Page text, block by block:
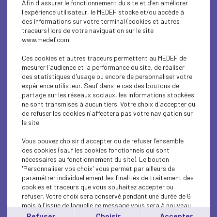
SOCIAL
CSR
PARITY-DIVERSITY
ECONOMY
ECONOMY
MEDEF LIFE
MEDEF LIFE
MEDEF LIFE
ECONOMY
Afin d'assurer le fonctionnement du site et d'en améliorer
l'expérience utilisateur, le MEDEF stocke et/ou accède à
des informations sur votre terminal (cookies et autres
traceurs) lors de votre naviguation sur le site
www.medef.com.
Ces cookies et autres traceurs permettent au MEDEF de
mesurer l'audience et la performance du site, de réaliser
des statistiques d'usage ou encore de personnaliser votre
expérience utilisteur. Sauf dans le cas des boutons de
partage sur les réseaux sociaux, les informations stockées
ne sont transmises à aucun tiers. Votre choix d'accepter ou
de refuser les cookies n'affectera pas votre navigation sur
le site.
Vous pouvez choisir d'accepter ou de refuser l'ensemble
des cookies (sauf les cookies fonctionnels qui sont
nécessaires au fonctionnement du site). Le bouton
'Personnaliser vos choix' vous permet par ailleurs de
paramétrer individuellement les finalités de traitement des
cookies et traceurs que vous souhaitez accepter ou
refuser. Votre choix sera conservé pendant une durée de 6
mois à l'issue de laquelle ce message vous sera à nouveau
affiché..